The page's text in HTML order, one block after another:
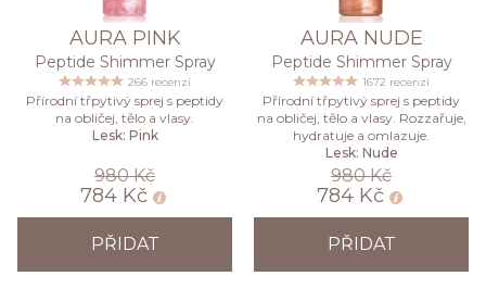
AURA PINK
Peptide Shimmer Spray
266 recenzí
Přírodní třpytivý sprej s peptidy
na obličej, tělo a vlasy.
Lesk: Pink
980 Kč
784 Kč
PŘIDAT
AURA NUDE
Peptide Shimmer Spray
1672 recenzí
Přírodní třpytivý sprej s peptidy
na obličej, tělo a vlasy. Rozzařuje,
hydratuje a omlazuje.
Lesk: Nude
980 Kč
784 Kč
PŘIDAT